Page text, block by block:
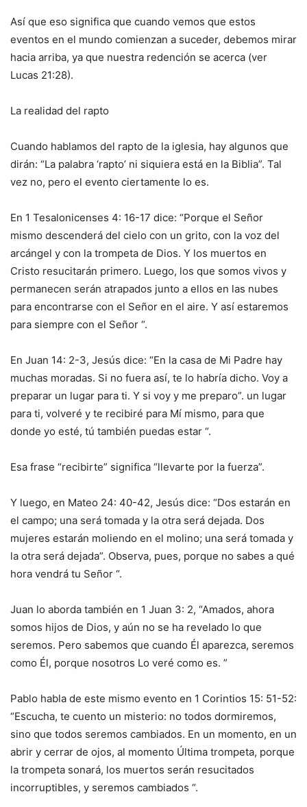
Así que eso significa que cuando vemos que estos
eventos en el mundo comienzan a suceder, debemos mirar
hacia arriba, ya que nuestra redención se acerca (ver
Lucas 21:28).
La realidad del rapto
Cuando hablamos del rapto de la iglesia, hay algunos que
dirán: “La palabra ‘rapto’ ni siquiera está en la Biblia”. Tal
vez no, pero el evento ciertamente lo es.
En 1 Tesalonicenses 4: 16-17 dice: “Porque el Señor
mismo descenderá del cielo con un grito, con la voz del
arcángel y con la trompeta de Dios. Y los muertos en
Cristo resucitarán primero. Luego, los que somos vivos y
permanecen serán atrapados junto a ellos en las nubes
para encontrarse con el Señor en el aire. Y así estaremos
para siempre con el Señor “.
En Juan 14: 2-3, Jesús dice: “En la casa de Mi Padre hay
muchas moradas. Si no fuera así, te lo habría dicho. Voy a
preparar un lugar para ti. Y si voy y me preparo”. un lugar
para ti, volveré y te recibiré para Mí mismo, para que
donde yo esté, tú también puedas estar “.
Esa frase “recibirte” significa “llevarte por la fuerza”.
Y luego, en Mateo 24: 40-42, Jesús dice: “Dos estarán en
el campo; una será tomada y la otra será dejada. Dos
mujeres estarán moliendo en el molino; una será tomada y
la otra será dejada”. Observa, pues, porque no sabes a qué
hora vendrá tu Señor “.
Juan lo aborda también en 1 Juan 3: 2, “Amados, ahora
somos hijos de Dios, y aún no se ha revelado lo que
seremos. Pero sabemos que cuando Él aparezca, seremos
como Él, porque nosotros Lo veré como es. ”
Pablo habla de este mismo evento en 1 Corintios 15: 51-52:
“Escucha, te cuento un misterio: no todos dormiremos,
sino que todos seremos cambiados. En un momento, en un
abrir y cerrar de ojos, al momento Última trompeta, porque
la trompeta sonará, los muertos serán resucitados
incorruptibles, y seremos cambiados “.